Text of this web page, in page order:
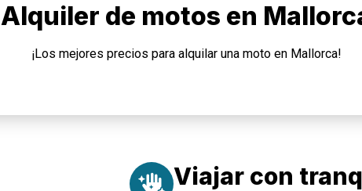
Alquiler de motos en
¡Los mejores precios para alquilar una moto en Mallorca!
Viajar con